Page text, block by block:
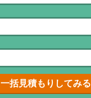
一括見積もりしてみる